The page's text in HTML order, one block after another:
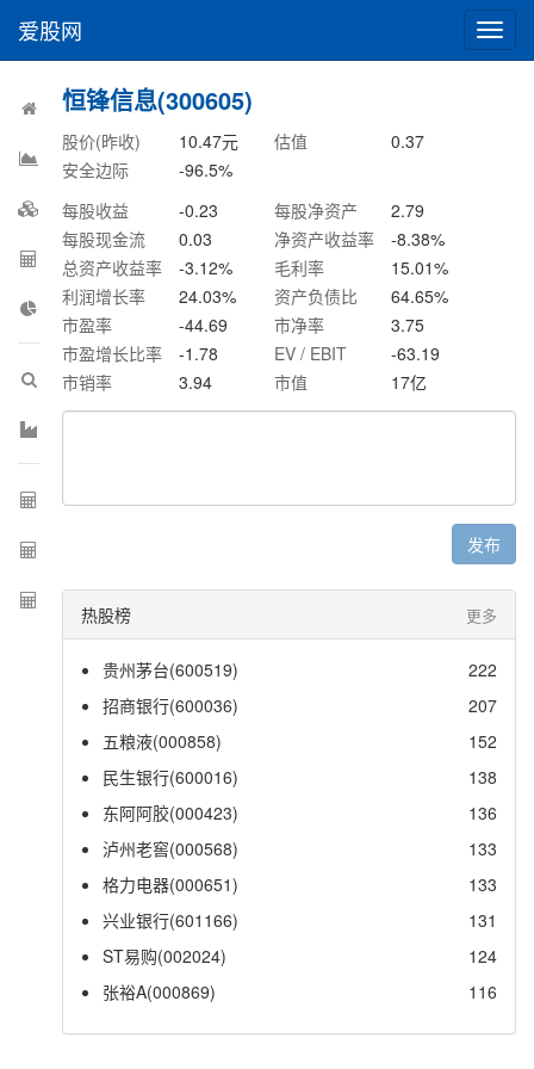
切
换
爱股网
恒锋信息(300605)
股价(昨收) 10.47元 估值
0.37
安全边际
-96.5%
每股收益
-0.23 每股净资产
2.79
每股现金流
0.03 净资产收益率 -8.38%
总资产收益率
-3.12% 毛利率 15.01%
利润增长率
24.03% 资产负债比 64.65%
市盈率
-44.69 市净率
3.75
市盈增长比率
-1.78 EV / EBIT
-63.19
市销率
3.94 市值 17亿
发布
热股榜 更多
贵州茅台(600519)
222
招商银行(600036)
207
五粮液(000858)
152
民生银行(600016)
138
东阿阿胶(000423)
136
泸州老窖(000568)
133
格力电器(000651)
133
兴业银行(601166)
131
ST易购(002024)
124
张裕A(000869)
116